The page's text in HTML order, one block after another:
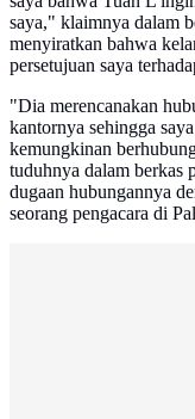
saya," klaimnya dalam
menyiratkan bahwa
persetujuan saya
"Dia merencanakan
kantornya sehingga
kemungkinan
tuduhnya dalam berkas
dugaan hubungannya
seorang pengacara di